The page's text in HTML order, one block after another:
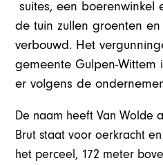
suites, een boerenwinkel
de tuin zullen groenten
verbouwd. Het
gemeente Gulpen-
er volgens de
De naam heeft Van Wolde
Brut staat voor oerkracht
het perceel, 172 meter